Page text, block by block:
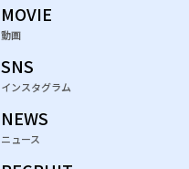
MOVIE
動画
SNS
インスタグラム
NEWS
ニュース